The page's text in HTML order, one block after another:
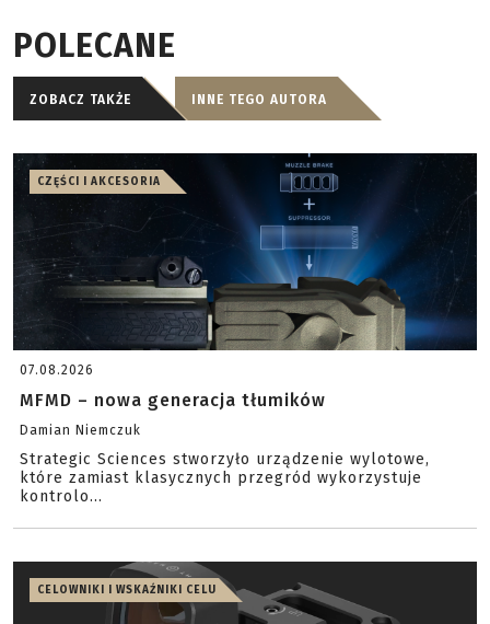
POLECANE
ZOBACZ TAKŻE INNE TEGO AUTORA
CZĘŚCI I AKCESORIA
07.08.2026
MFMD – nowa generacja tłumików
Damian Niemczuk
Strategic Sciences stworzyło urządzenie wylotowe,
które zamiast klasycznych przegród wykorzystuje
kontrolo...
CELOWNIKI I WSKAŹNIKI CELU